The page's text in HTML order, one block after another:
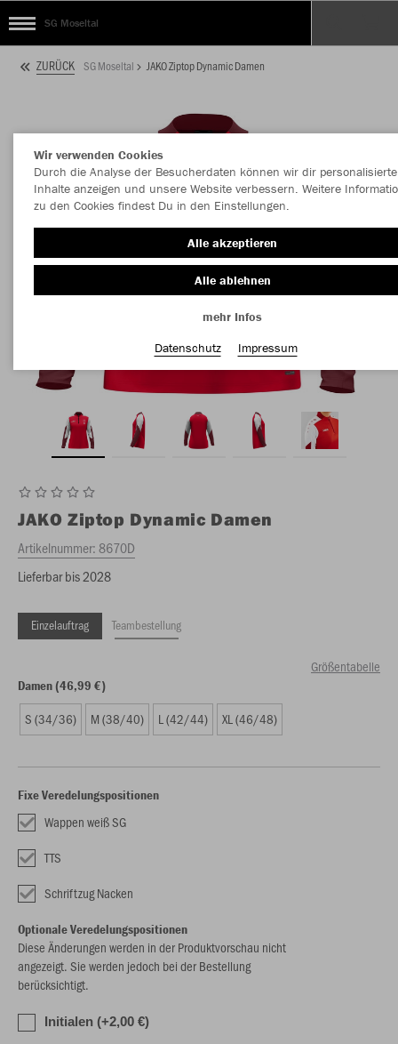
SG Moseltal
ZURÜCK SG Moseltal JAKO Ziptop Dynamic Damen
JAKO Ziptop Dynamic Damen
Artikelnummer:8670D
Lieferbar bis 2028
Einzelauftrag Teambestellung
Größentabelle
Damen (46,99 €)
S (34/36) M (38/40) L (42/44) XL (46/48)
Fixe Veredelungspositionen
Wappen weiß SG
TTS
Schriftzug Nacken
Optionale Veredelungspositionen
Diese Änderungen werden in der Produktvorschau nicht
angezeigt. Sie werden jedoch bei der Bestellung
berücksichtigt.
Initialen (+2,00 €)
Wir verwenden Cookies
Durch die Analyse der Besucherdaten können wir dir personalisierte
Inhalte anzeigen und unsere Website verbessern. Weitere
zu den Cookies findest Du in den Einstellungen.
Alle akzeptieren
Alle ablehnen
mehr Infos
Datenschutz
Impressum